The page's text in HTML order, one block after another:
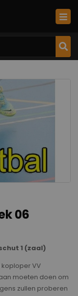
06
1 (zaal)
koploper VV
moeten doen om
zullen proberen